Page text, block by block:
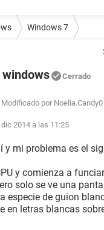
Windows 7
Cerrado
Modificado por
2014 a las 11:25
y mi problema es el
y comienza a
solo se ve una
especie de guion
en letras blancas